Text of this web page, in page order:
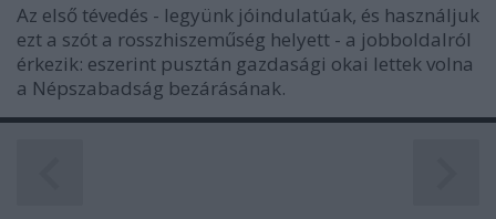
Az első tévedés - legyünk jóindulatúak, és használjuk
ezt a szót a rosszhiszeműség helyett - a jobboldalról
érkezik: eszerint pusztán gazdasági okai lettek volna
a Népszabadság bezárásának.